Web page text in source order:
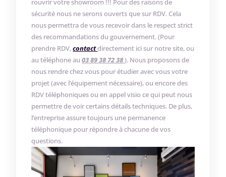
rouvrir votre showroom !!! Pour des raisons de
sécurité nous ne serons ouverts que sur RDV. Cela
nous permettra de vous recevoir dans le respect strict
des recommandations du gouvernement. (Pour
prendre RDV,contactdirectement ici sur notre site, ou
au téléphone au03 89 38 72 38). Nous proposons de
nous rendre chez vous pour étudier avec vous votre
projet (avec l’équipement nécessaire), ou encore des
RDV téléphoniques ou en appel visio ce qui peut nous
permettre de voir certains détails techniques. De plus,
l’entreprise assure toujours une permanence
téléphonique pour répondre à chacune de vos
questions.